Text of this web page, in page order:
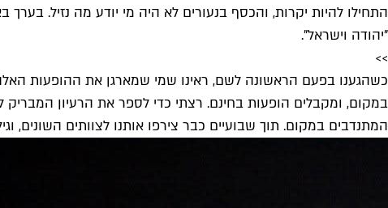
"יהודה וישראל".
>>
כשהגענו בפעם הראשונה לשם, ראינו שמי שמארגן את ההופעות
במקום, ומקבלים הופעות בחינם. רצתי כדי לספר את הרעיון
המתנדבים במקום. תוך שבועיים כבר צירפו אותנו לצוותים